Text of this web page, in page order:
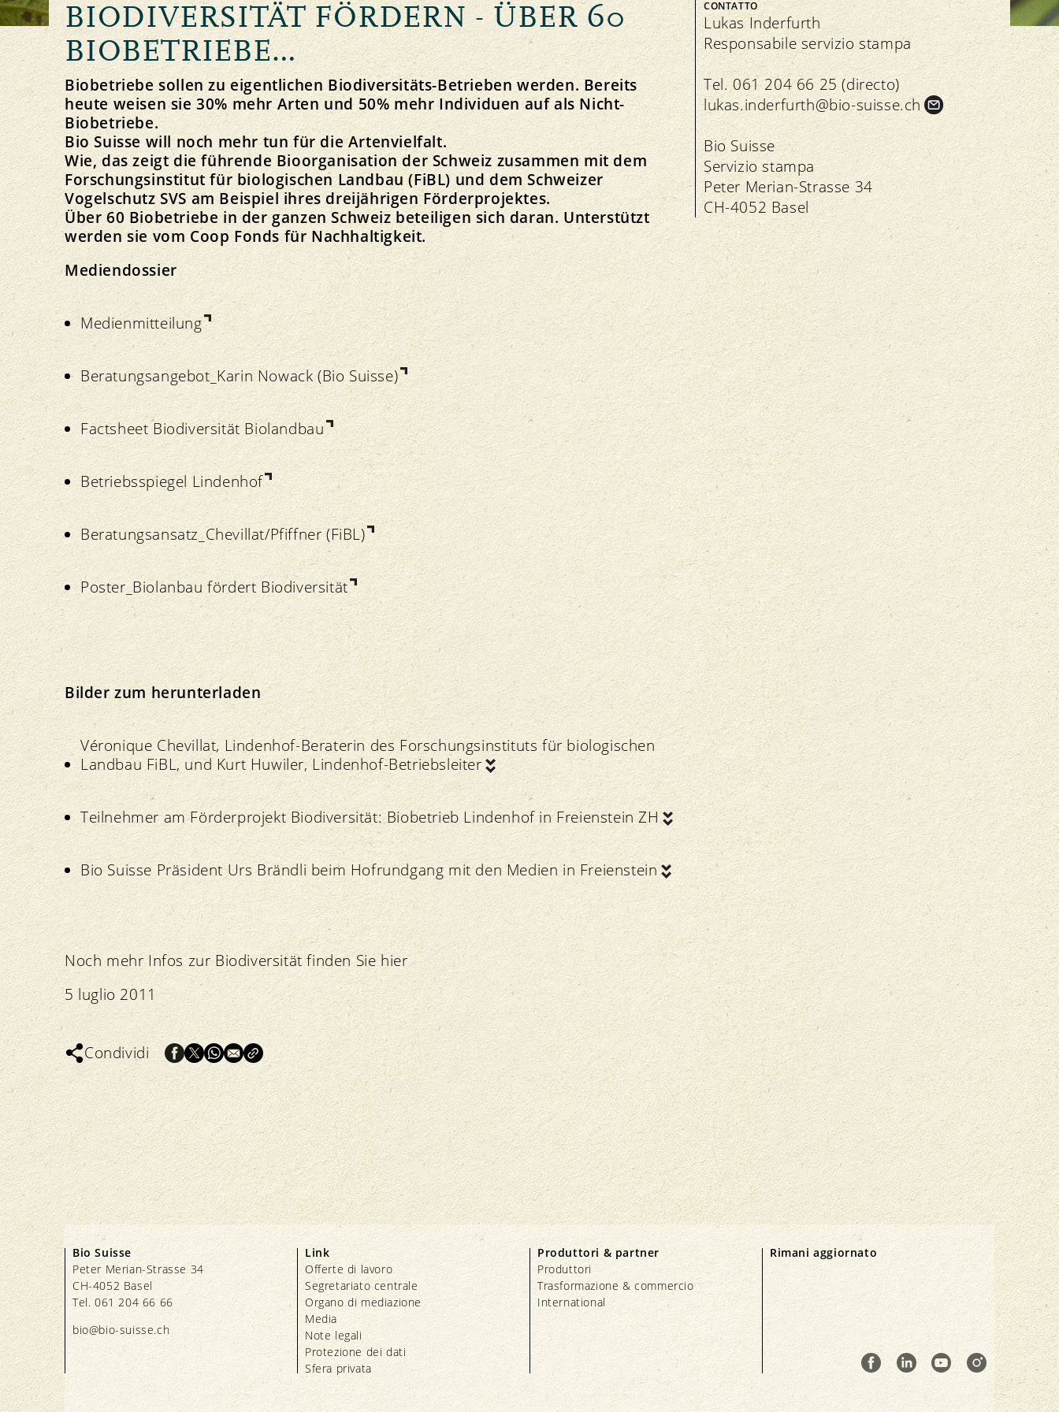
Principio della Gemma
Il nostro marchio
Salute degli animali
Protezione delle risorse
Suolo
Piante
Acqua
Clima
Equità
Mercato
Prezzi
Trasparenza
Direttive
Controllo
Importazione
Assicurazione della qualità
Allevamento degli animali e foraggiamento
Importazione
Politica
Linee direttive e visione
Strategia
Assemblea dei delegati
Media
Comunicati stampa
Download di foto
Download del logo
Contatto
Offerte di lavoro
Organo di mediazione
In seno all’associazione
Direttive
Commercio specializzato bio
Ricette Gemma Manifestazioni
Mercati regionali
Bio-Simposio
BIODIVERSITÄT FÖRDERN - ÜBER 60
BIOBETRIEBE…
Biobetriebe sollen zu eigentlichen Biodiversitäts-Betrieben werden. Bereits
heute weisen sie 30% mehr Arten und 50% mehr Individuen auf als Nicht-
Biobetriebe.
Bio Suisse will noch mehr tun für die Artenvielfalt.
Wie, das zeigt die führende Bioorganisation der Schweiz zusammen mit dem
Forschungsinstitut für biologischen Landbau (FiBL) und dem Schweizer
Vogelschutz SVS am Beispiel ihres dreijährigen Förderprojektes.
Über 60 Biobetriebe in der ganzen Schweiz beteiligen sich daran. Unterstützt
werden sie vom Coop Fonds für Nachhaltigkeit.
Mediendossier
Medienmitteilung
Beratungsangebot_Karin Nowack (Bio Suisse)
Factsheet Biodiversität Biolandbau
Betriebsspiegel Lindenhof
Beratungsansatz_Chevillat/Pfiffner (FiBL)
Poster_Biolanbau fördert Biodiversität
Bilder zum herunterladen
Véronique Chevillat, Lindenhof-Beraterin des Forschungsinstituts für biologischen
Landbau FiBL, und Kurt Huwiler, Lindenhof-Betriebsleiter
Teilnehmer am Förderprojekt Biodiversität: Biobetrieb Lindenhof in Freienstein ZH
Bio Suisse Präsident Urs Brändli beim Hofrundgang mit den Medien in Freienstein
Noch mehr Infos zur Biodiversität finden Siehier
5 luglio 2011
Condividi
CONTATTO
Lukas Inderfurth
Responsabile servizio stampa
Tel. 061 204 66 25 (directo)
lukas.inderfurth@bio-suisse.ch
Bio Suisse
Servizio stampa
Peter Merian-Strasse 34
CH-4052 Basel
Bio Suisse
Peter Merian-Strasse 34
CH-4052 Basel
Tel. 061 204 66 66
bio@bio-suisse.ch
Link
Offerte di lavoro
Segretariato centrale
Organo di mediazione
Media
Note legali
Protezione dei dati
Sfera privata
Produttori & partner
Produttori
Trasformazione & commercio
International
Rimani aggiornato